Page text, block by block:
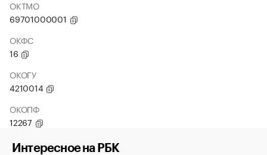
ОКТМО
69701000001
ОКФС
16
ОКОГУ
4210014
ОКОПФ
12267
Интересное на РБК